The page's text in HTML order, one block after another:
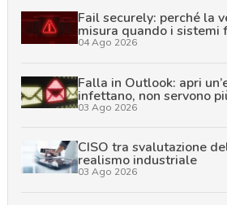
Fail securely: perché la
misura quando i sistemi
04 Ago 2026
Falla in Outlook: apri
infettano, non servono
03 Ago 2026
CISO tra svalutazione
realismo industriale
03 Ago 2026